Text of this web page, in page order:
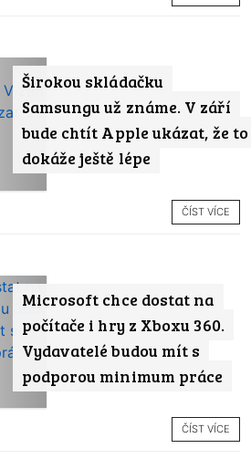
Širokou skládačku
Samsungu už známe. V září
bude chtít Apple ukázat, že to
dokáže ještě lépe
ČÍST VÍCE
Microsoft chce dostat na
počítače i hry z Xboxu 360.
Vydavatelé budou mít s
podporou minimum práce
ČÍST VÍCE